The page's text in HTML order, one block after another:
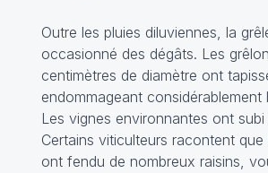
Outre les pluies diluviennes, la
occasionné des dégâts. Les
centimètres de diamètre ont
endommageant considérablement
Les vignes environnantes ont
Certains viticulteurs racontent que
ont fendu de nombreux raisins,